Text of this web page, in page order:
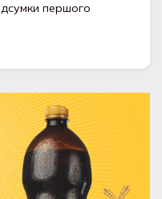
першого